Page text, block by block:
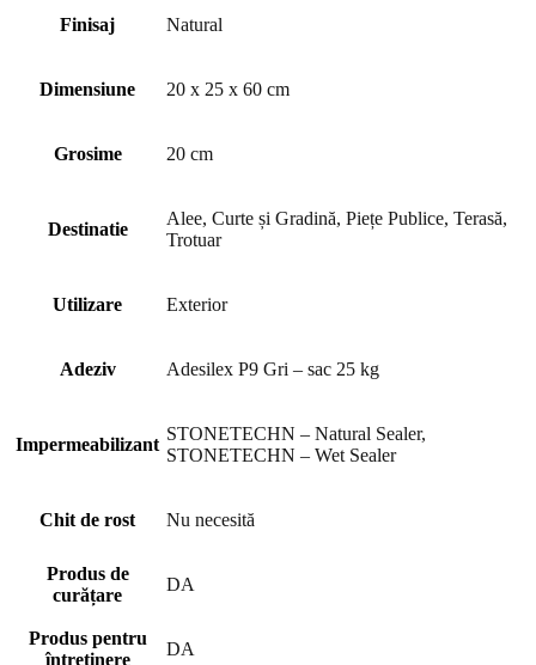
Finisaj Natural
Dimensiune 20 x 25 x 60 cm
Grosime 20 cm
Destinatie
Alee, Curte și Gradină, Piețe Publice, Terasă,
Trotuar
Utilizare Exterior
Adeziv Adesilex P9 Gri – sac 25 kg
Impermeabilizant
STONETECHN – Natural Sealer,
STONETECHN – Wet Sealer
Chit de rost Nu necesită
Produs de
curățare
DA
Produs pentru
întreținere
DA